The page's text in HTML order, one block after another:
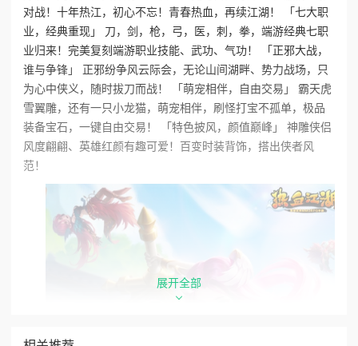
对战！十年热江，初心不忘！青春热血，再续江湖！ 「七大职
业，经典重现」 刀，剑，枪，弓，医，刺，拳，端游经典七职
业归来！完美复刻端游职业技能、武功、气功！ 「正邪大战，
谁与争锋」 正邪纷争风云际会，无论山间湖畔、势力战场，只
为心中侠义，随时拔刀而战！ 「萌宠相伴，自由交易」 霸天虎
雪翼雕，还有一只小龙猫，萌宠相伴，刷怪打宝不孤单，极品
装备宝石，一键自由交易！ 「特色披风，颜值巅峰」 神雕侠侣
风度翩翩、英雄红颜有趣可爱！百变时装背饰，搭出侠者风
范！
展开全部